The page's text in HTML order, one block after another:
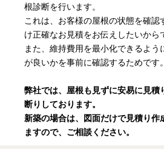
根診断を行います。
これは、お客様の屋根の状態を確認
け正確なお見積をお伝えしたいから
また、維持費用を最小化できるよう
が良いかを事前に確認するためです。
弊社では、屋根も見ずに安易に見積
断りしております。
新築の場合は、図面だけで見積り作
ますので、ご相談ください。